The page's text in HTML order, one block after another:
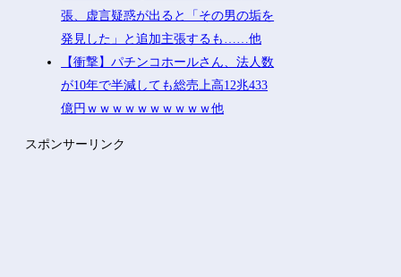
張、虚言疑惑が出ると「その男の垢を
発見した」と追加主張するも……他
【衝撃】パチンコホールさん、法人数
が10年で半減しても総売上高12兆433
億円ｗｗｗｗｗｗｗｗｗｗ他
スポンサーリンク